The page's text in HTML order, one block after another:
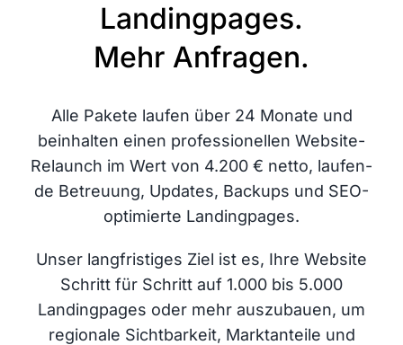
Leis­tun­gen
Infor­ma­ti­ves
Landingpages.
Mehr Anfragen.
Alle Pake­te lau­fen über 24 Mona­te und
beinhal­ten einen pro­fes­sio­nel­len Web­site-
Relaunch im Wert von 4.200 € net­to, lau­fen­
de Betreu­ung, Updates, Back­ups und SEO-
opti­mier­te Landingpages.
Unser lang­fris­ti­ges Ziel ist es, Ihre Web­site
Schritt für Schritt auf 1.000 bis 5.000
Landing­pa­ges oder mehr aus­zu­bau­en, um
regio­na­le Sicht­bar­keit, Markt­an­tei­le und